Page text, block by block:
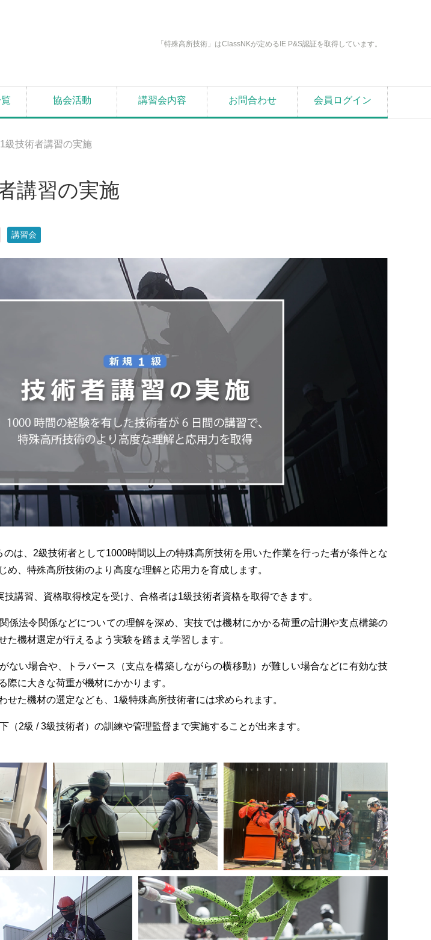
「特殊高所技術」はClassNKが定めるIE P&S認証を取得しています。
協会活動 講習会内容 お問合わせ 会員ログイン
級技術者講習の実施
講習の実施
講習会
は、2級技術者として1000時間以上の特殊高所技術を用いた作業を行った者が条件とな
め、特殊高所技術のより高度な理解と応用力を育成します。
講習、資格取得検定を受け、合格者は1級技術者資格を取得できます。
係法令関係などについての理解を深め、実技では機材にかかる荷重の計測や支点構築の
た機材選定が行えるよう実験を踏まえ学習します。
ない場合や、トラバース（支点を構築しながらの横移動）が難しい場合などに有効な技
際に大きな荷重が機材にかかります。
せた機材の選定なども、1級特殊高所技術者には求められます。
（2級 / 3級技術者）の訓練や管理監督まで実施することが出来ます。